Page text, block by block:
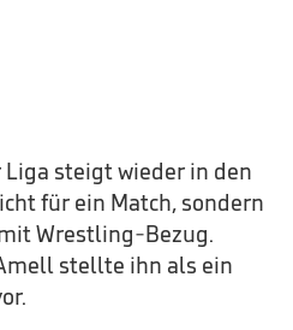
steigt wieder in den
für ein Match, sondern
Wrestling-Bezug.
stellte ihn als ein